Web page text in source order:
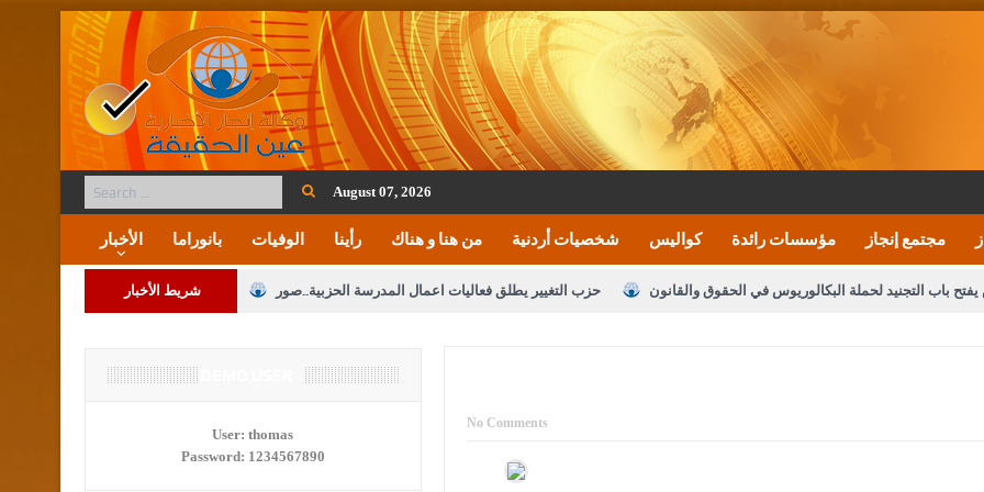
August 07, 2026
الأخبار بانوراما الوفيات رأينا من هنا و هناك شخصيات أردنية كواليس مؤسسات رائدة مجتمع إنجاز
شريط الأخبار حزب التغيير يطلق فعاليات اعمال المدرسة الحزبية..صور باب التجنيد لحملة البكالوريوس في الحقوق والقانون
النواب يقر مشروع تعديل قانون الملكية العقارية اليومية ويؤكد حرص مجلس النواب على شراكة فاعلة مع الإعلام
دعوة المكلفين بخدمة العلم (الدفعة الثالثة) إلى مراجعة منصة خدمة العلم
القاضي محمود أحمد فريحات.. مبارك ومزيدا من التوفيق
No Comments
User: thomas
Password: 1234567890